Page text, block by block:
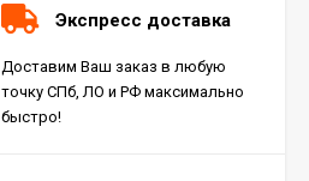
Экспресс доставка
Доставим Ваш заказ в любую
точку СПб, ЛО и РФ максимально
быстро!